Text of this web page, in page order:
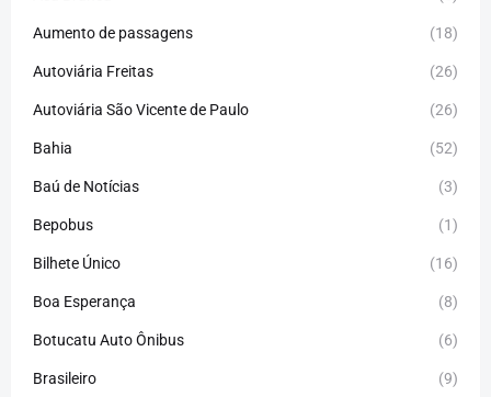
Aumento de passagens (18)
Autoviária Freitas (26)
Autoviária São Vicente de Paulo (26)
Bahia (52)
Baú de Notícias (3)
Bepobus (1)
Bilhete Único (16)
Boa Esperança (8)
Botucatu Auto Ônibus (6)
Brasileiro (9)